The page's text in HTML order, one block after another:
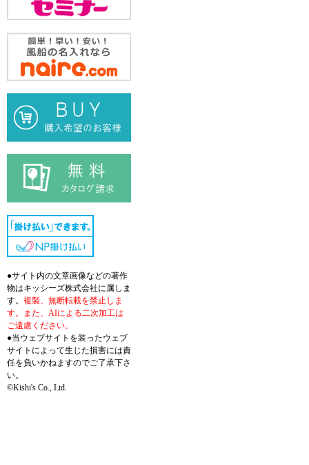
●サイト内の文章画像などの著作
物はキッシーズ株式会社に属しま
す。 複製、無断転載を禁止しま
す。また、AIによる二次加工は
ご遠慮ください。
●当ウェブサイトを装ったウェブ
サイトによって生じた損害には責
任を負いかねますのでご了承下さ
い。
©Kishi's Co., Ltd.